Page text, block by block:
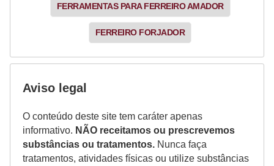
FERRAMENTAS PARA FERREIRO AMADOR
FERREIRO FORJADOR
Aviso legal
O conteúdo deste site tem caráter apenas
informativo. NÃO receitamos ou prescrevemos
substâncias ou tratamentos. Nunca faça
tratamentos, atividades físicas ou utilize substâncias